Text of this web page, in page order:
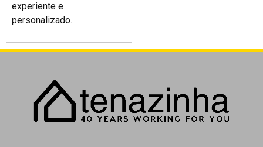
experiente e
personalizado.